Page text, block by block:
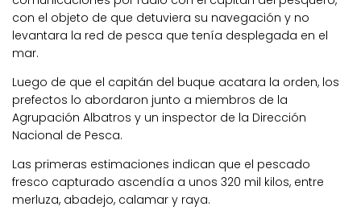
con el objeto de que detuviera su navegación y no
levantara la red de pesca que tenía desplegada en el
mar.
Luego de que el capitán del buque acatara la orden, los
prefectos lo abordaron junto a miembros de la
Agrupación Albatros y un inspector de la Dirección
Nacional de Pesca.
Las primeras estimaciones indican que el pescado
fresco capturado ascendía a unos 320 mil kilos, entre
merluza, abadejo, calamar y raya.